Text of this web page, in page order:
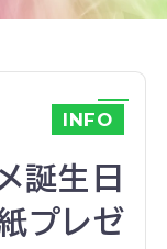
INFO
誕生日
プレゼ